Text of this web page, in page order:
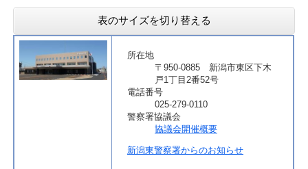
表のサイズを切り替える
所在地
〒950-0885 新潟市東区下木
戸1丁目2番52号
電話番号
025-279-0110
警察署協議会
協議会開催概要
新潟東警察署からのお知らせ